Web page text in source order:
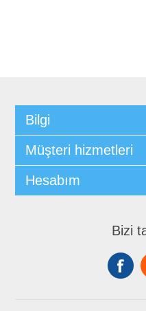
Bilgi
Müşteri hizmetleri
Hesabım
Bizi